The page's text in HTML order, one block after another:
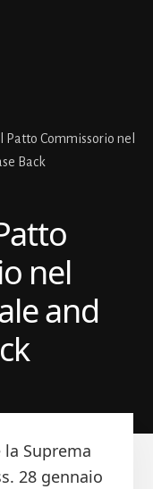
Patto Commissorio nel
Back
nel
and
Suprema
28 gennaio